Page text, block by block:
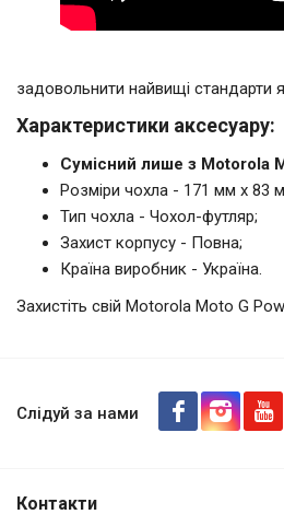
задовольнити найвищі стандарти
Характеристики аксесуару:
Сумісний лише з Motorola
Розміри чохла - 171 мм x 83
Тип чохла - Чохол-футляр;
Захист корпусу - Повна;
Країна виробник - Україна.
Захистіть свій Motorola Moto G
Футляр
Слідуй за нами
Контакти